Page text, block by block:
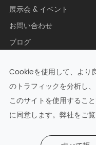
展示会 & イベント
お問い合わせ
ブログ
著作権 © Hangzhou
約.
Cookieを使用して、より
のトラフィックを分析し
このサイトを使用するこ
に同意します。弊社をご